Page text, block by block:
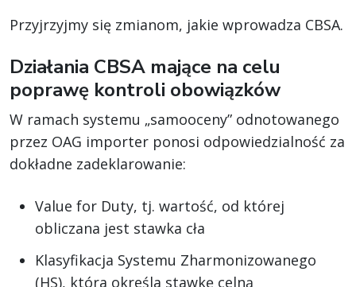
Przyjrzyjmy się zmianom, jakie wprowadza CBSA.
Działania CBSA mające na celu
poprawę kontroli obowiązków
W ramach systemu „samooceny” odnotowanego
przez OAG importer ponosi odpowiedzialność za
dokładne zadeklarowanie:
Value for Duty, tj. wartość, od której
obliczana jest stawka cła
Klasyfikacja Systemu Zharmonizowanego
(HS), która określa stawkę celną